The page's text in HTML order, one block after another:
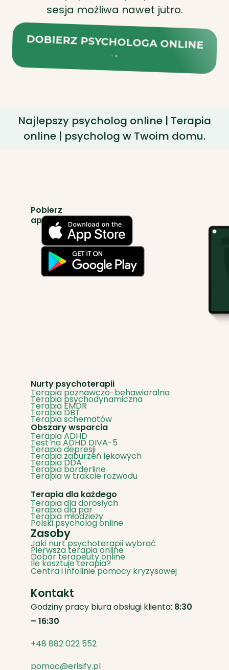
Najlepszy psycholog online | Terapia
online | psycholog w Twoim domu.
Test na ADHD DIVA-5
Terapia depresji
Terapia zaburzeń lękowych
Terapia DDA
Terapia borderline
Terapia w trakcie rozwodu
Terapia dla każdego
Terapia dla dorosłych
Terapia dla par
Terapia młodzieży
Polski psycholog online
Zasoby
Jaki nurt psychoterapii wybrać
Pierwsza terapia online
Dobór terapeuty online
Ile kosztuje terapia?
Centra i infolinie pomocy kryzysowej
Kontakt
Godziny pracy biura obsługi klienta:
– 16:30
pomoc@erisify.pl
Praca dla psychoterapeutów
Risify sp. z o.o.